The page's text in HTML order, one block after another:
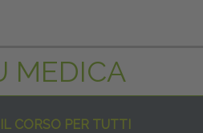
MEDICA
CORSO PER TUTTI